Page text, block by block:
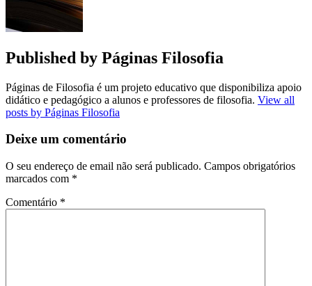
Published by Páginas Filosofia
Páginas de Filosofia é um projeto educativo que disponibiliza apoio
didático e pedagógico a alunos e professores de filosofia. View all
posts by Páginas Filosofia
Deixe um comentário
O seu endereço de email não será publicado. Campos obrigatórios
marcados com *
Comentário *